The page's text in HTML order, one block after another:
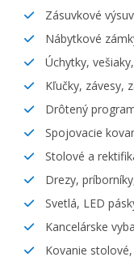
Zásuvkové
Nábytkové
Úchytky,
Kľučky, závesy,
Drôtený
Spojovacie
Stolové a
Drezy,
Svetlá, LED
Kancelárske
Kovanie